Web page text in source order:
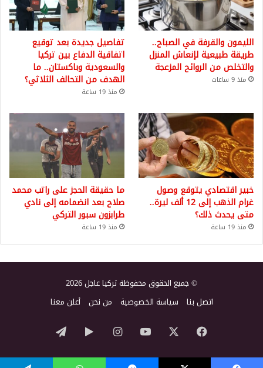
الليمون والقرفة في الصباح..
طريقة طبيعية لإنعاش المنزل
والتخلص من الروائح المزعجة
منذ 9 ساعات
تفاصيل جديدة بعد توقيع
اتفاقية الدفاع بين تركيا
والسعودية وباكستان.. ما
الهدف من التحالف الثلاثي؟
منذ 19 ساعة
خبير اقتصادي يتوقع وصول
غرام الذهب إلى 12 ألف ليرة..
متى يحدث ذلك؟
منذ 19 ساعة
ما حقيقة الحجز على راتب محمد
صلاح بعد انضمامه إلى نادي
طرابزون سبور التركي
منذ 19 ساعة
© جميع الحقوق محفوظة تركيا عاجل 2026
اتصل بنا سياسة الخصوصية من نحن أعلن معنا
فيسبوك ‫YouTubeانستقرام‏Google
Play
تيلقرام